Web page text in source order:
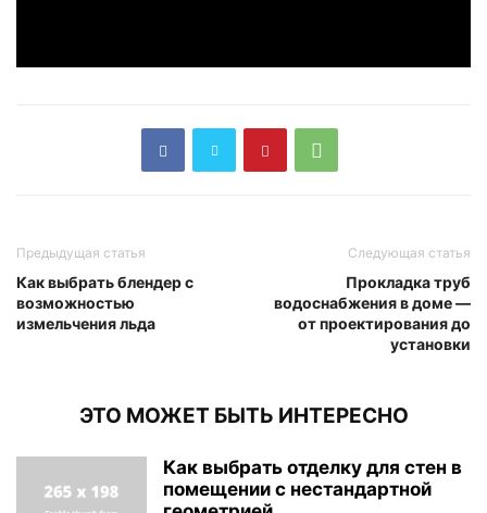
Предыдущая статья
Как выбрать блендер с
возможностью
измельчения льда
Следующая статья
Прокладка труб
водоснабжения в доме —
от проектирования до
установки
ЭТО МОЖЕТ БЫТЬ ИНТЕРЕСНО
Как выбрать отделку для стен в
помещении с нестандартной